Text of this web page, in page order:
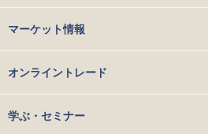
マーケット情報
オンライントレード
学ぶ・セミナー